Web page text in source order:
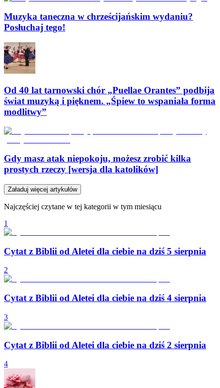
Muzyka taneczna w chrześcijańskim wydaniu?
Posłuchaj tego!
Od 40 lat tarnowski chór „Puellae Orantes” podbija
świat muzyką i pięknem. „Śpiew to wspaniała forma
modlitwy”
Gdy masz atak niepokoju, możesz zrobić kilka
prostych rzeczy [wersja dla katolików]
Załaduj więcej artykułów
Najczęściej czytane w tej kategorii w tym miesiącu
1
Cytat z Biblii od Aletei dla ciebie na dziś 5 sierpnia
2
Cytat z Biblii od Aletei dla ciebie na dziś 4 sierpnia
3
Cytat z Biblii od Aletei dla ciebie na dziś 2 sierpnia
4